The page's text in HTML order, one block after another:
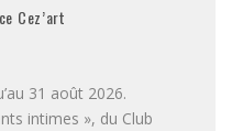
Cez’art
31 août 2026.
intimes », du Club